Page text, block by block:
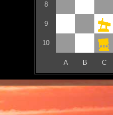
8
9
10
A B C